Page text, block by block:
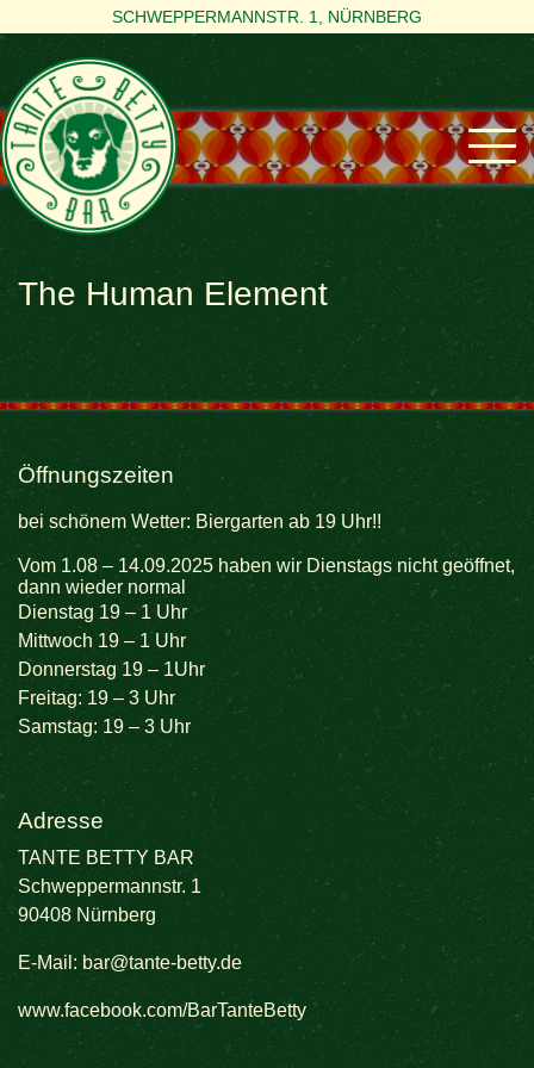
SCHWEPPERMANNSTR. 1, NÜRNBERG
The Human Element
Öffnungszeiten
bei schönem Wetter: Biergarten ab 19 Uhr!!
Vom 1.08 – 14.09.2025 haben wir Dienstags nicht geöffnet,
dann wieder normal
Dienstag 19 – 1 Uhr
Mittwoch 19 – 1 Uhr
Donnerstag 19 – 1Uhr
Freitag: 19 – 3 Uhr
Samstag: 19 – 3 Uhr
Adresse
TANTE BETTY BAR
Schweppermannstr. 1
90408 Nürnberg
E-Mail: bar@tante-betty.de
www.facebook.com/BarTanteBetty